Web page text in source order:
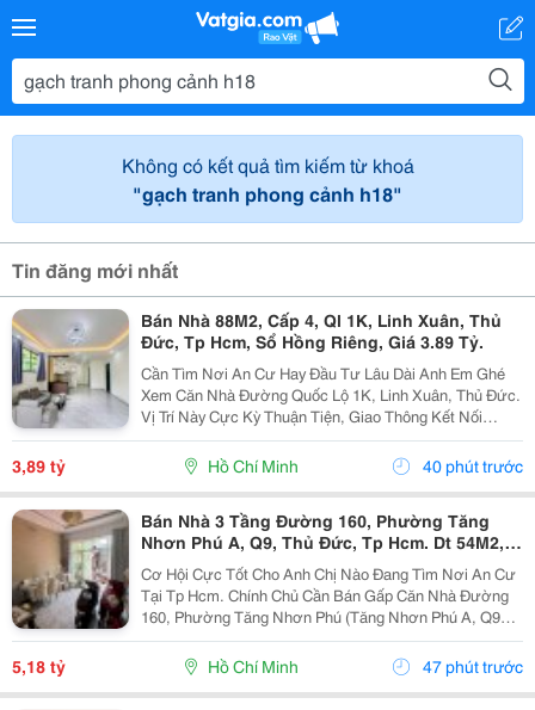
Không có kết quả tìm kiếm từ khoá
"gạch tranh phong cảnh h18"
Tin đăng mới nhất
Bán Nhà 88M2, Cấp 4, Ql 1K, Linh Xuân, Thủ
Đức, Tp Hcm, Sổ Hồng Riêng, Giá 3.89 Tỷ.
Cần Tìm Nơi An Cư Hay Đầu Tư Lâu Dài Anh Em Ghé
Xem Căn Nhà Đường Quốc Lộ 1K, Linh Xuân, Thủ Đức.
Vị Trí Này Cực Kỳ Thuận Tiện, Giao Thông Kết Nối
Nhanh Chóng, Cực Kỳ Phù Hợp Cho Khách Mua Để Giữ
Tài Sản Hoặc Cho Thuê Đều Rất Ổn Định. Thông Tin...
3,89 tỷ Hồ Chí Minh 40 phút trước
Bán Nhà 3 Tầng Đường 160, Phường Tăng
Nhơn Phú A, Q9, Thủ Đức, Tp Hcm. Dt 54M2,
Sổ Hồng Riêng. Giá 5,18 Tỷ
Cơ Hội Cực Tốt Cho Anh Chị Nào Đang Tìm Nơi An Cư
Tại Tp Hcm. Chính Chủ Cần Bán Gấp Căn Nhà Đường
160, Phường Tăng Nhơn Phú (Tăng Nhơn Phú A, Q9
Cũ). Vị Trí Nhà Nằm Trong Khu Dân Cư Ổn Định, Giao
Thông Thuận Tiện Chỉ Vài Bước Là Ra Lã Xuân Oai,
5,18 tỷ Hồ Chí Minh 47 phút trước